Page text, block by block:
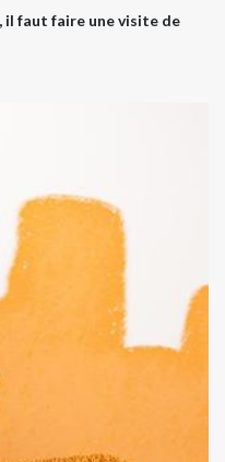
il faut faire une visite de